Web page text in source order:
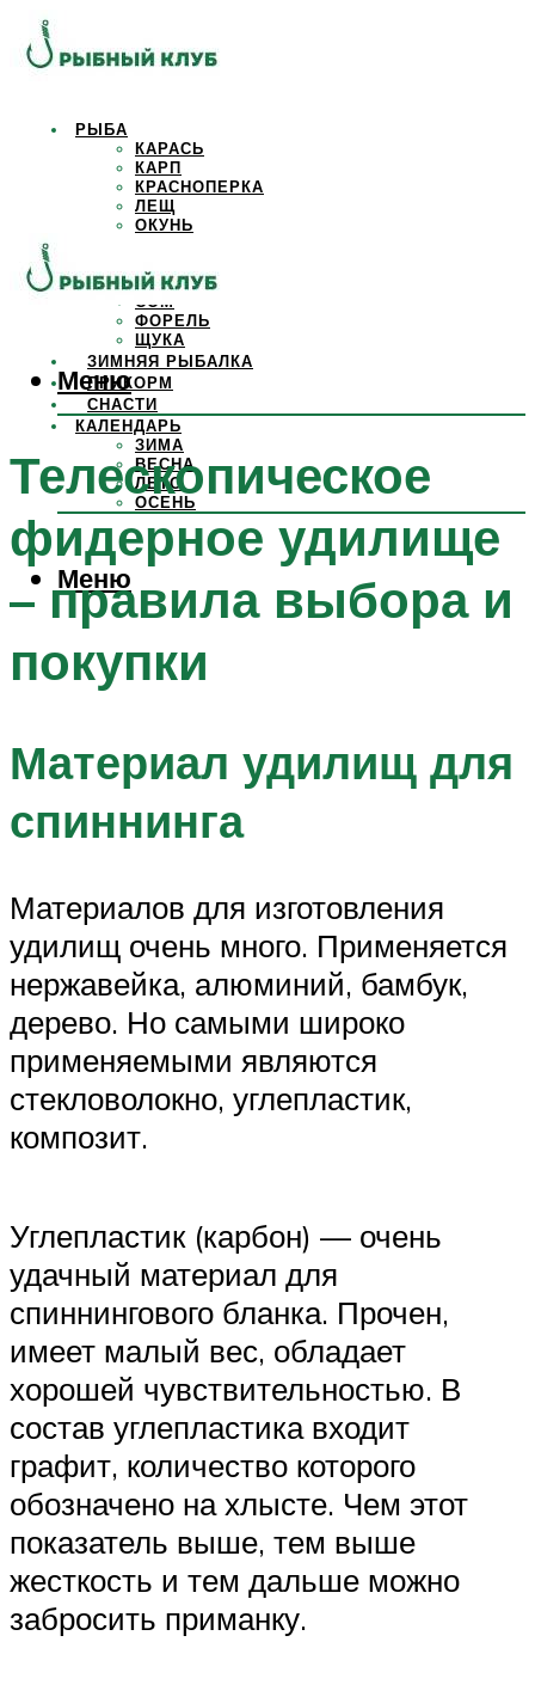
РЫБА
КАРАСЬ
КАРП
КРАСНОПЕРКА
ЛЕЩ
ОКУНЬ
САЗАН
СОМ
ФОРЕЛЬ
ЩУКА
ЗИМНЯЯ РЫБАЛКА
ПРИКОРМ
СНАСТИ
КАЛЕНДАРЬ
ЗИМА
ВЕСНА
ЛЕТО
ОСЕНЬ
Меню
Меню
Телескопическое
фидерное удилище
– правила выбора и
покупки
Материал удилищ для
спиннинга
Материалов для изготовления
удилищ очень много. Применяется
нержавейка, алюминий, бамбук,
дерево. Но самыми широко
применяемыми являются
стекловолокно, углепластик,
композит.
Углепластик (карбон) — очень
удачный материал для
спиннингового бланка. Прочен,
имеет малый вес, обладает
хорошей чувствительностью. В
состав углепластика входит
графит, количество которого
обозначено на хлысте. Чем этот
показатель выше, тем выше
жесткость и тем дальше можно
забросить приманку.